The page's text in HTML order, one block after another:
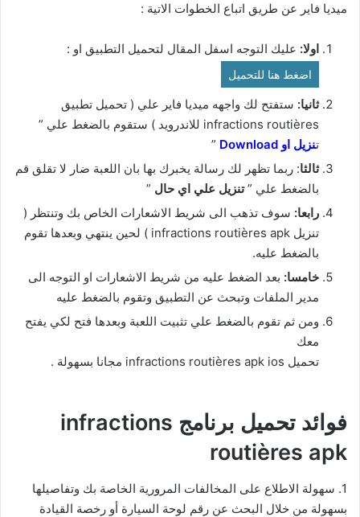
ميديا فاير عن طريق اتباع الخطوات الاتية :
اولا: عليك التوجه اسفل المقال لتحميل التطبيق او :
اضغط هنا للتحميل
ثانيا: ستفتح لك واجهه ميديا فاير علي ( تحميل تطبيق
infractions routières للاندرويد ) ستقوم بالضغط علي ”
تنزيل او Download
”
ثالثا: ربما تظهر لك رسالة يخبرك بها بان اللعبة ضار لا تقلق قم
بالضغط علي ”تنزيل علي اي حال ”
رابعا: سوف تذهب الى شريط الاشعارات الخاص بك وتنتظر (
تنزيل
infractions routières apk ) لحين ينتهي وبعدها تقوم
بالضغط عليه.
خامسا: بعد الضغط عليه من شريط الاشعارات او التوجه الى
مدير الملفات وتبحث عن التطبيق وتقوم بالضغط عليه
ومن ثم تقوم بالضغط علي تثبيت اللعبة وبعدها فتح لكي يفتح
معك
تحميل
infractions routières apk ios مجانا بسهولة .
فوائد تحميل برنامج infractions
routières apk
1. سهولة الاطلاع على المخالفات المرورية الخاصة بك وتفاصيلها
بسهولة من خلال البحث عن رقم لوحة السيارة أو رخصة القيادة